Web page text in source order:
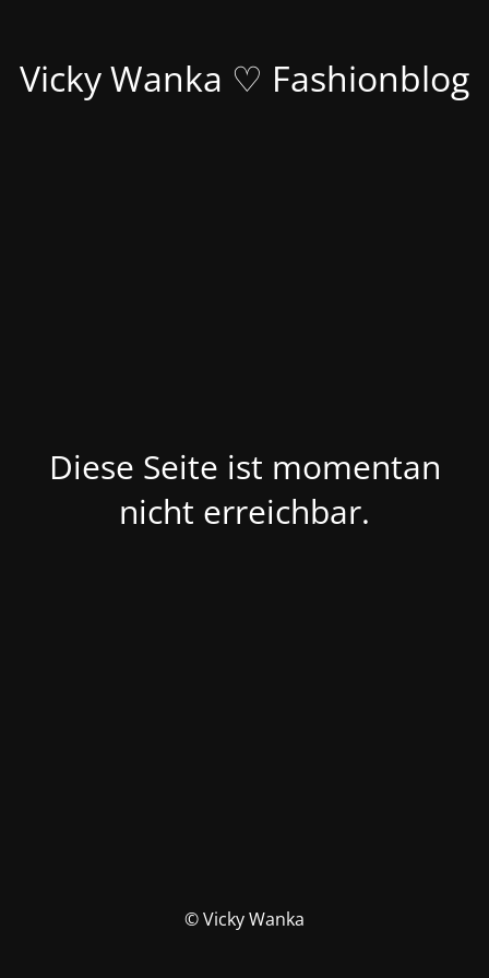
Vicky Wanka ♡ Fashionblog
Diese Seite ist momentan
nicht erreichbar.
© Vicky Wanka